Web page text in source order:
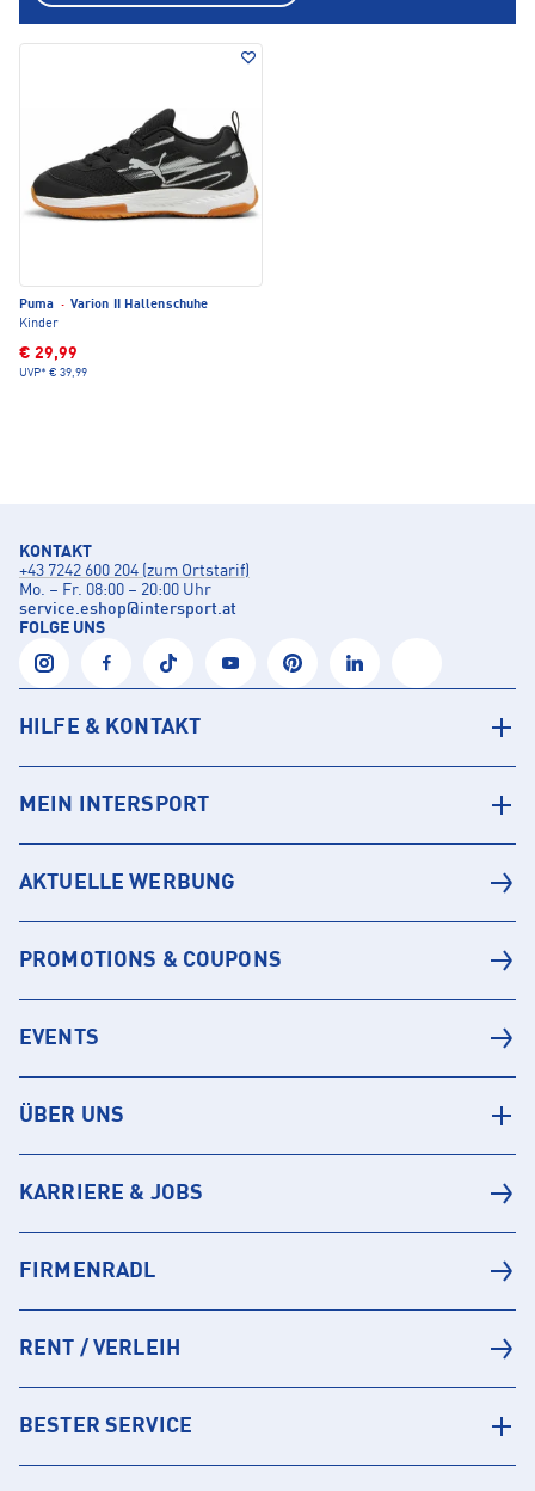
Puma · Varion II Hallenschuhe
Kinder
€ 29,99
UVP* € 39,99
KONTAKT
+43 7242 600 204 (zum Ortstarif)
Mo. – Fr. 08:00 – 20:00 Uhr
service.eshop@intersport.at
FOLGE UNS
HILFE & KONTAKT
MEIN INTERSPORT
AKTUELLE WERBUNG
PROMOTIONS & COUPONS
EVENTS
ÜBER UNS
KARRIERE & JOBS
FIRMENRADL
RENT / VERLEIH
BESTER SERVICE